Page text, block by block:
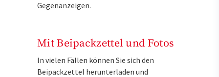
Gegenanzeigen.
Mit Beipackzettel und Fotos
In vielen Fällen können Sie sich den
Beipackzettel herunterladen und